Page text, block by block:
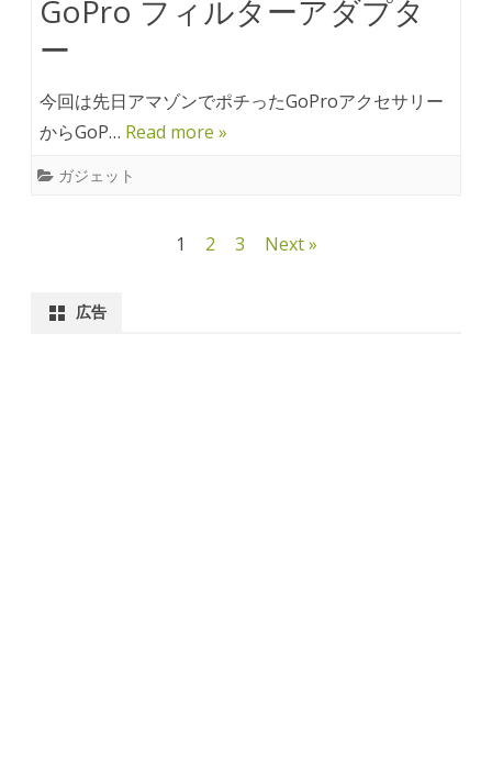
GoPro フィルターアダプタ
ー
今回は先日アマゾンでポチったGoProアクセサリー
からGoP… Read more »
ガジェット
1 2 3 Next »
広告